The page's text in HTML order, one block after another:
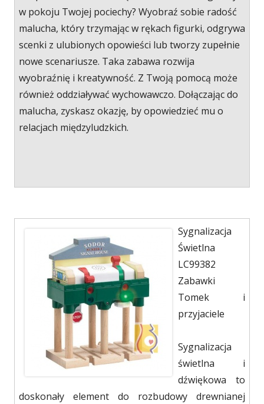
w pokoju Twojej pociechy? Wyobraź sobie radość
malucha, który trzymając w rękach figurki, odgrywa
scenki z ulubionych opowieści lub tworzy zupełnie
nowe scenariusze. Taka zabawa rozwija
wyobraźnię i kreatywność. Z Twoją pomocą może
również oddziaływać wychowawczo. Dołączając do
malucha, zyskasz okazję, by opowiedzieć mu o
relacjach międzyludzkich.
Sygnalizacja
Świetlna
LC99382
Zabawki
Tomek i
przyjaciele
Sygnalizacja
świetlna i
dźwiękowa to
doskonały element do rozbudowy drewnianej